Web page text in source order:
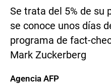
Se trata del 5% de su
se conoce unos días
programa de fact-
Mark Zuckerberg
Agencia AFP